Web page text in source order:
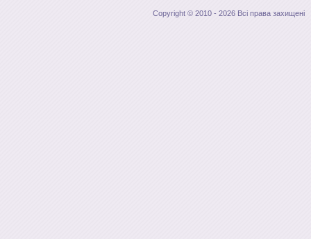
Copyright © 2010 - 2026 Всі права захищені